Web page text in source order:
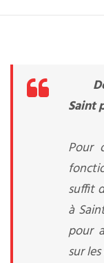
Saint
Pour
suffit
à
pour
sur